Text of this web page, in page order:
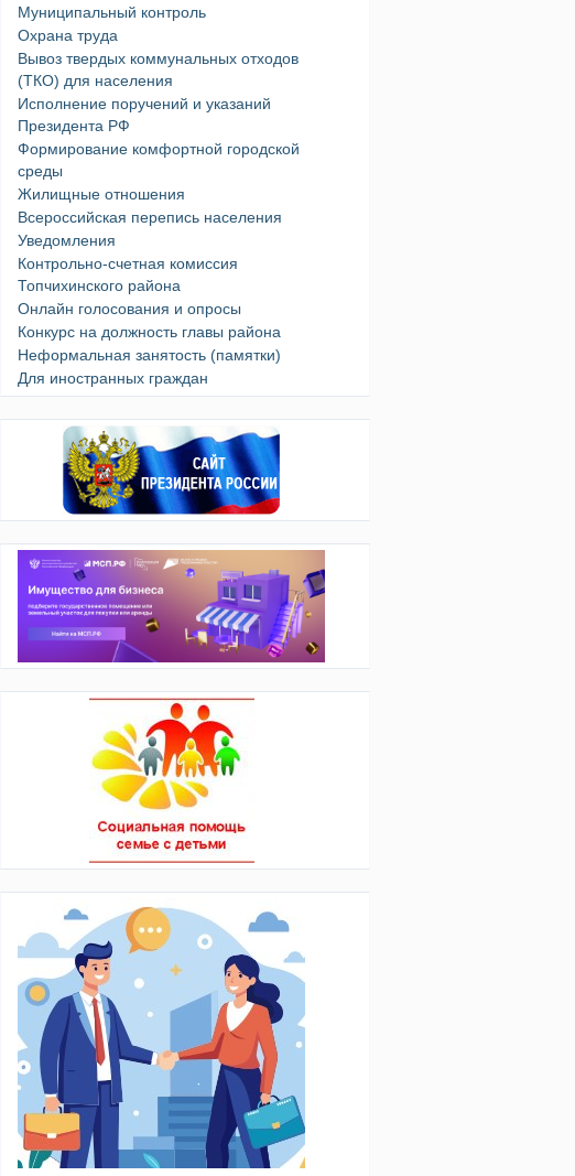
Муниципальный контроль
Охрана труда
Вывоз твердых коммунальных отходов
(ТКО) для населения
Исполнение поручений и указаний
Президента РФ
Формирование комфортной городской
среды
Жилищные отношения
Всероссийская перепись населения
Уведомления
Контрольно-счетная комиссия
Топчихинского района
Онлайн голосования и опросы
Конкурс на должность главы района
Неформальная занятость (памятки)
Для иностранных граждан